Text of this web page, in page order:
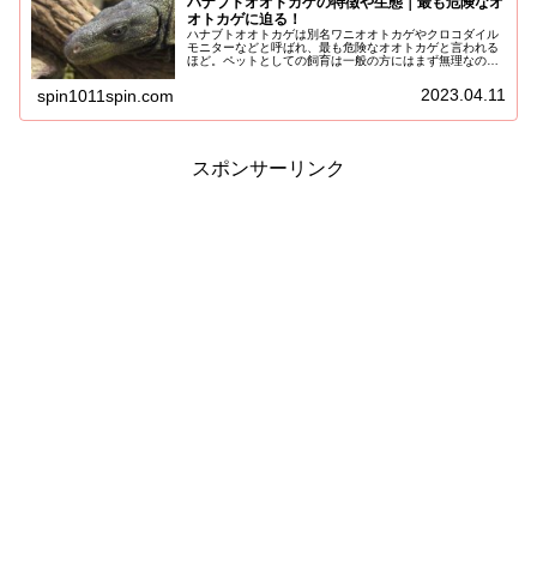
オトカゲに迫る！
ハナブトオオトカゲは別名ワニオオトカゲやクロコダイル
モニターなどと呼ばれ、最も危険なオオトカゲと言われる
ほど。ペットとしての飼育は一般の方にはまず無理なので
spin1011spin.com 2023.04.11
スポンサーリンク